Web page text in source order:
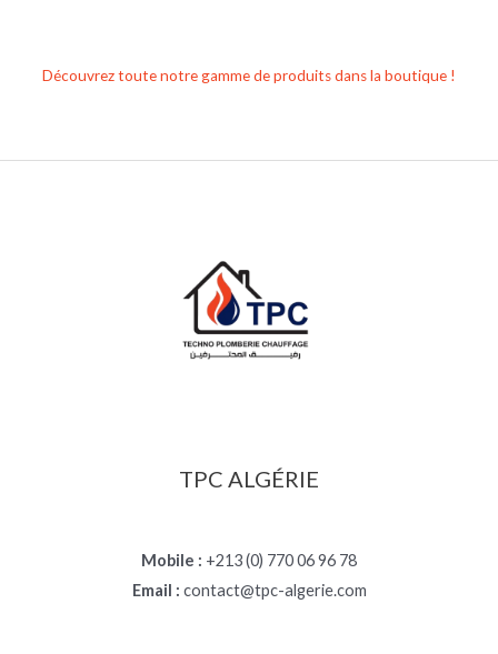
Découvrez toute notre gamme de produits dans la boutique !
TPC ALGÉRIE
Mobile : +213 (0) 770 06 96 78
Email : contact@tpc-algerie.com